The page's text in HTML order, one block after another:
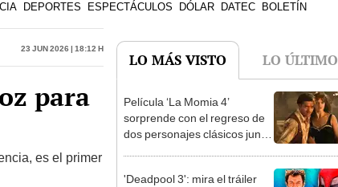
DEPORTES ESPECTÁCULOS DÓLAR DATEC BOLETÍN
23 Jun 2026 | 18:12 h
para
es el primer
LO MÁS VISTO LO ÚLTIMO
Película ‘La Momia 4’
sorprende con el regreso de
dos personajes clásicos junto
'Deadpool 3': mira el tráiler